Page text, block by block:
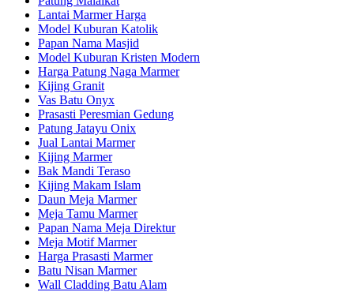
Lantai Marmer Harga
Model Kuburan Katolik
Papan Nama Masjid
Model Kuburan Kristen Modern
Harga Patung Naga Marmer
Kijing Granit
Vas Batu Onyx
Prasasti Peresmian Gedung
Patung Jatayu Onix
Jual Lantai Marmer
Kijing Marmer
Bak Mandi Teraso
Kijing Makam Islam
Daun Meja Marmer
Meja Tamu Marmer
Papan Nama Meja Direktur
Meja Motif Marmer
Harga Prasasti Marmer
Batu Nisan Marmer
Wall Cladding Batu Alam